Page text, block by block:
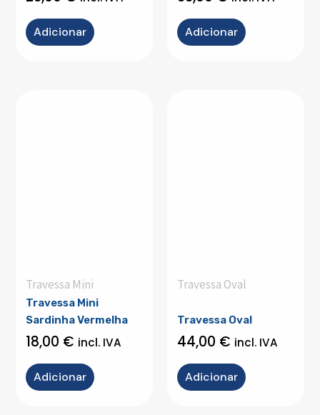
Adicionar Adicionar
Travessa Mini
Travessa Mini
Sardinha Vermelha
18,00 € incl. IVA
Adicionar
Travessa Oval
Travessa Oval
44,00 € incl. IVA
Adicionar